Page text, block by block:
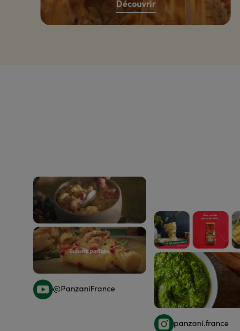
Découvrir
@PanzaniFrance
panzani.france